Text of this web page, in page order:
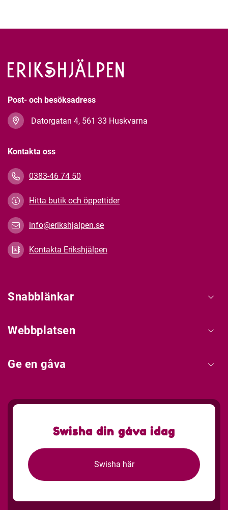
Post- och besöksadress
Datorgatan 4, 561 33 Huskvarna
Kontakta oss
0383-46 74 50
Hitta butik och öppettider
info@erikshjalpen.se
Kontakta Erikshjälpen
Snabblänkar
Webbplatsen
Ge en gåva
Swisha din gåva idag
Swisha här